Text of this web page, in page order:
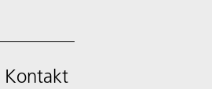
Kontakt